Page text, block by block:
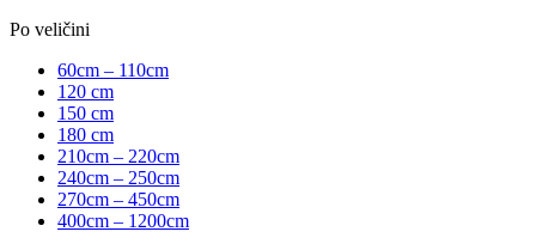
Po veličini
60cm – 110cm
120 cm
150 cm
180 cm
210cm – 220cm
240cm – 250cm
270cm – 450cm
400cm – 1200cm